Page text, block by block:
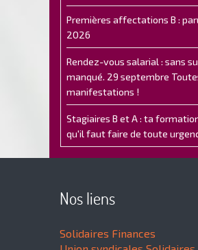
Premières affectations B :
2026
Rendez-vous salarial : sans
manqué. 29 septembre
manifestations !
Stagiaires B et A : ta
qu'il faut faire de toute
Nos liens
Solidaires Finances